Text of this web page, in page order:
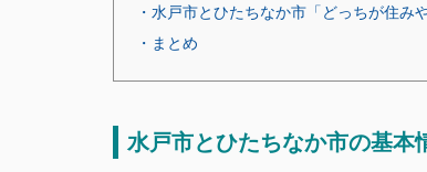
・水戸市とひたちなか市「どっちが住み
・まとめ
水戸市とひたちなか市の基本